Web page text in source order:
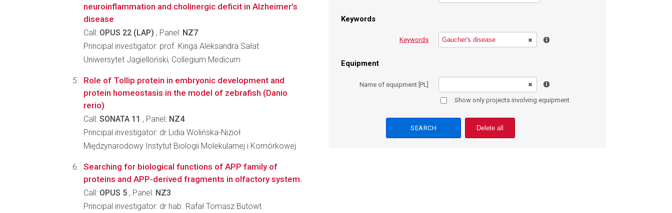
Keywords
Keywords
Equipment
Name of equipment [PL]
Show only projects involving equipment
Delete all
neuroinflammation and cholinergic deficit in Alzheimer's
disease
Call: OPUS 22 (LAP) , Panel: NZ7
Principal investigator: prof. Kinga Aleksandra Sałat
Uniwersytet Jagielloński, Collegium Medicum
Role of Tollip protein in embryonic development and
protein homeostasis in the model of zebrafish (Danio
rerio)
Call: SONATA 11 , Panel: NZ4
Principal investigator: dr Lidia Wolińska-Nizioł
Międzynarodowy Instytut Biologii Molekularnej i Komórkowej
Searching for biological functions of APP family of
proteins and APP-derived fragments in olfactory system.
Call: OPUS 5 , Panel: NZ3
Principal investigator: dr hab. Rafał Tomasz Butowt